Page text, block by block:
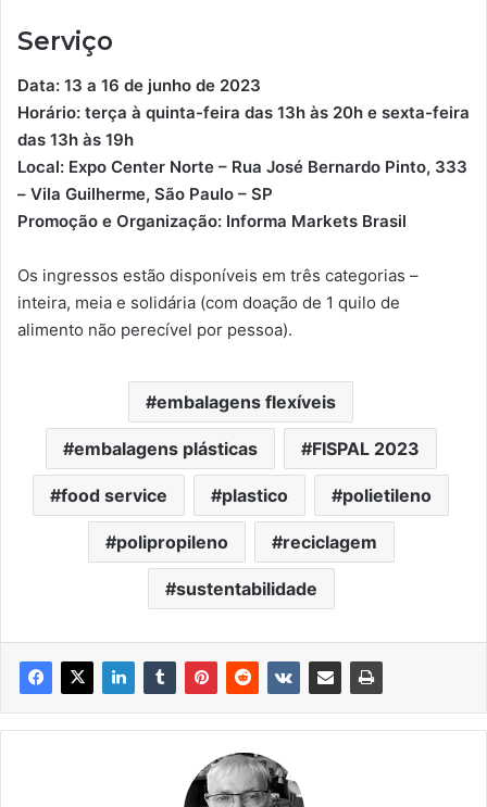
Serviço
Data: 13 a 16 de junho de 2023
Horário: terça à quinta-feira das 13h às 20h e sexta-feira
das 13h às 19h
Local: Expo Center Norte – Rua José Bernardo Pinto, 333
– Vila Guilherme, São Paulo – SP
Promoção e Organização: Informa Markets Brasil
Os ingressos estão disponíveis em três categorias –
inteira, meia e solidária (com doação de 1 quilo de
alimento não perecível por pessoa).
embalagens flexíveis
embalagens plásticas FISPAL 2023
food service plastico polietileno
polipropileno reciclagem
sustentabilidade